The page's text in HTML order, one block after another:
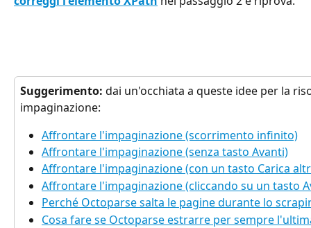
Suggerimento: dai un'occhiata a queste idee per la
impaginazione:
Affrontare l'impaginazione (scorrimento infinito)
Affrontare l'impaginazione (senza tasto Avanti)
Affrontare l'impaginazione (con un tasto Carica
Affrontare l'impaginazione (cliccando su un tasto
Perché Octoparse salta le pagine durante lo
Cosa fare se Octoparse estrarre per sempre